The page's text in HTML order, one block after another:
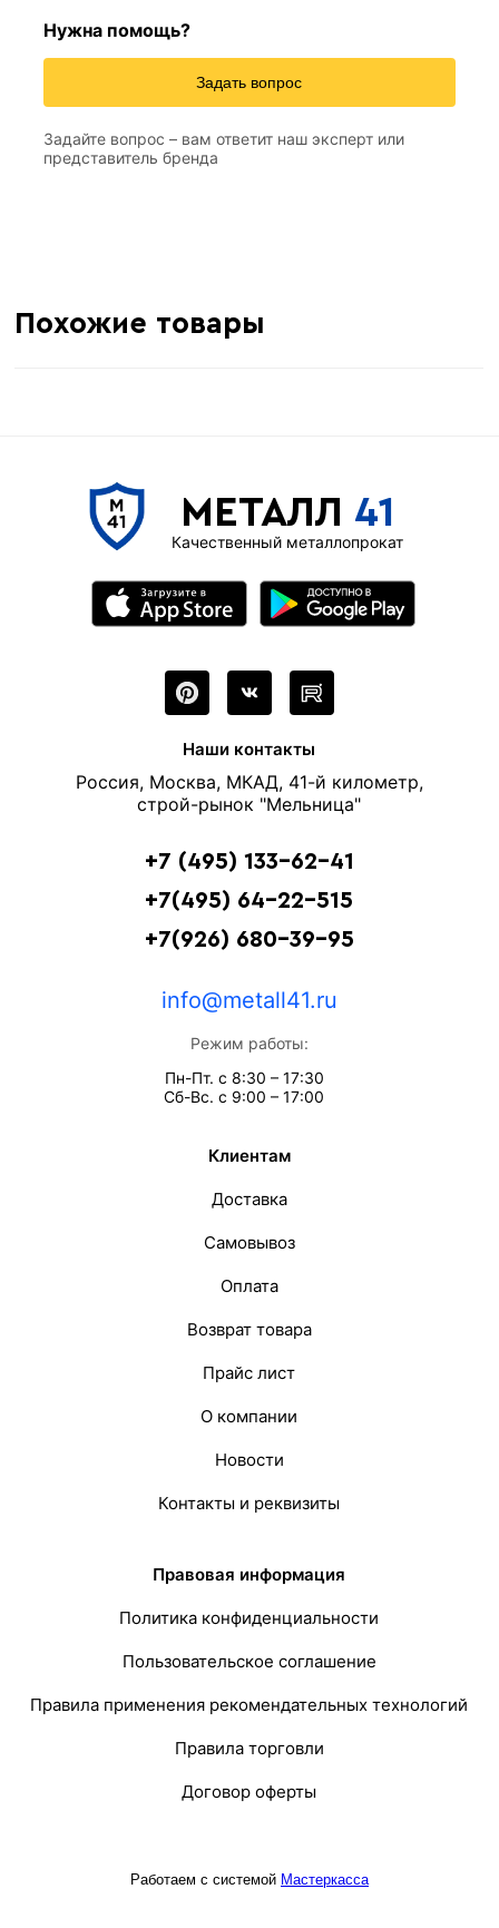
Нужна помощь?
Задать вопрос
Задайте вопрос – вам ответит наш эксперт или
представитель бренда
Похожие товары
МЕТАЛЛ 41
Качественный металлопрокат
Наши контакты
Россия, Москва, МКАД, 41-й километр,
строй-рынок "Мельница"
+7 (495) 133-62-41
+7(495) 64-22-515
+7(926) 680-39-95
info@metall41.ru
Режим работы:
Пн-Пт. с 8:30 – 17:30
Сб-Вс. с 9:00 – 17:00
Клиентам
Доставка
Самовывоз
Оплата
Возврат товара
Прайс лист
О компании
Новости
Контакты и реквизиты
Правовая информация
Политика конфиденциальности
Пользовательское соглашение
Правила применения рекомендательных технологий
Правила торговли
Договор оферты
Работаем с системой Мастеркасса